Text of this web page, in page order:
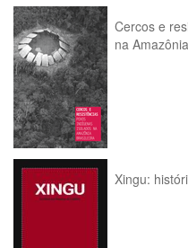
Cercos e
na
Xingu: